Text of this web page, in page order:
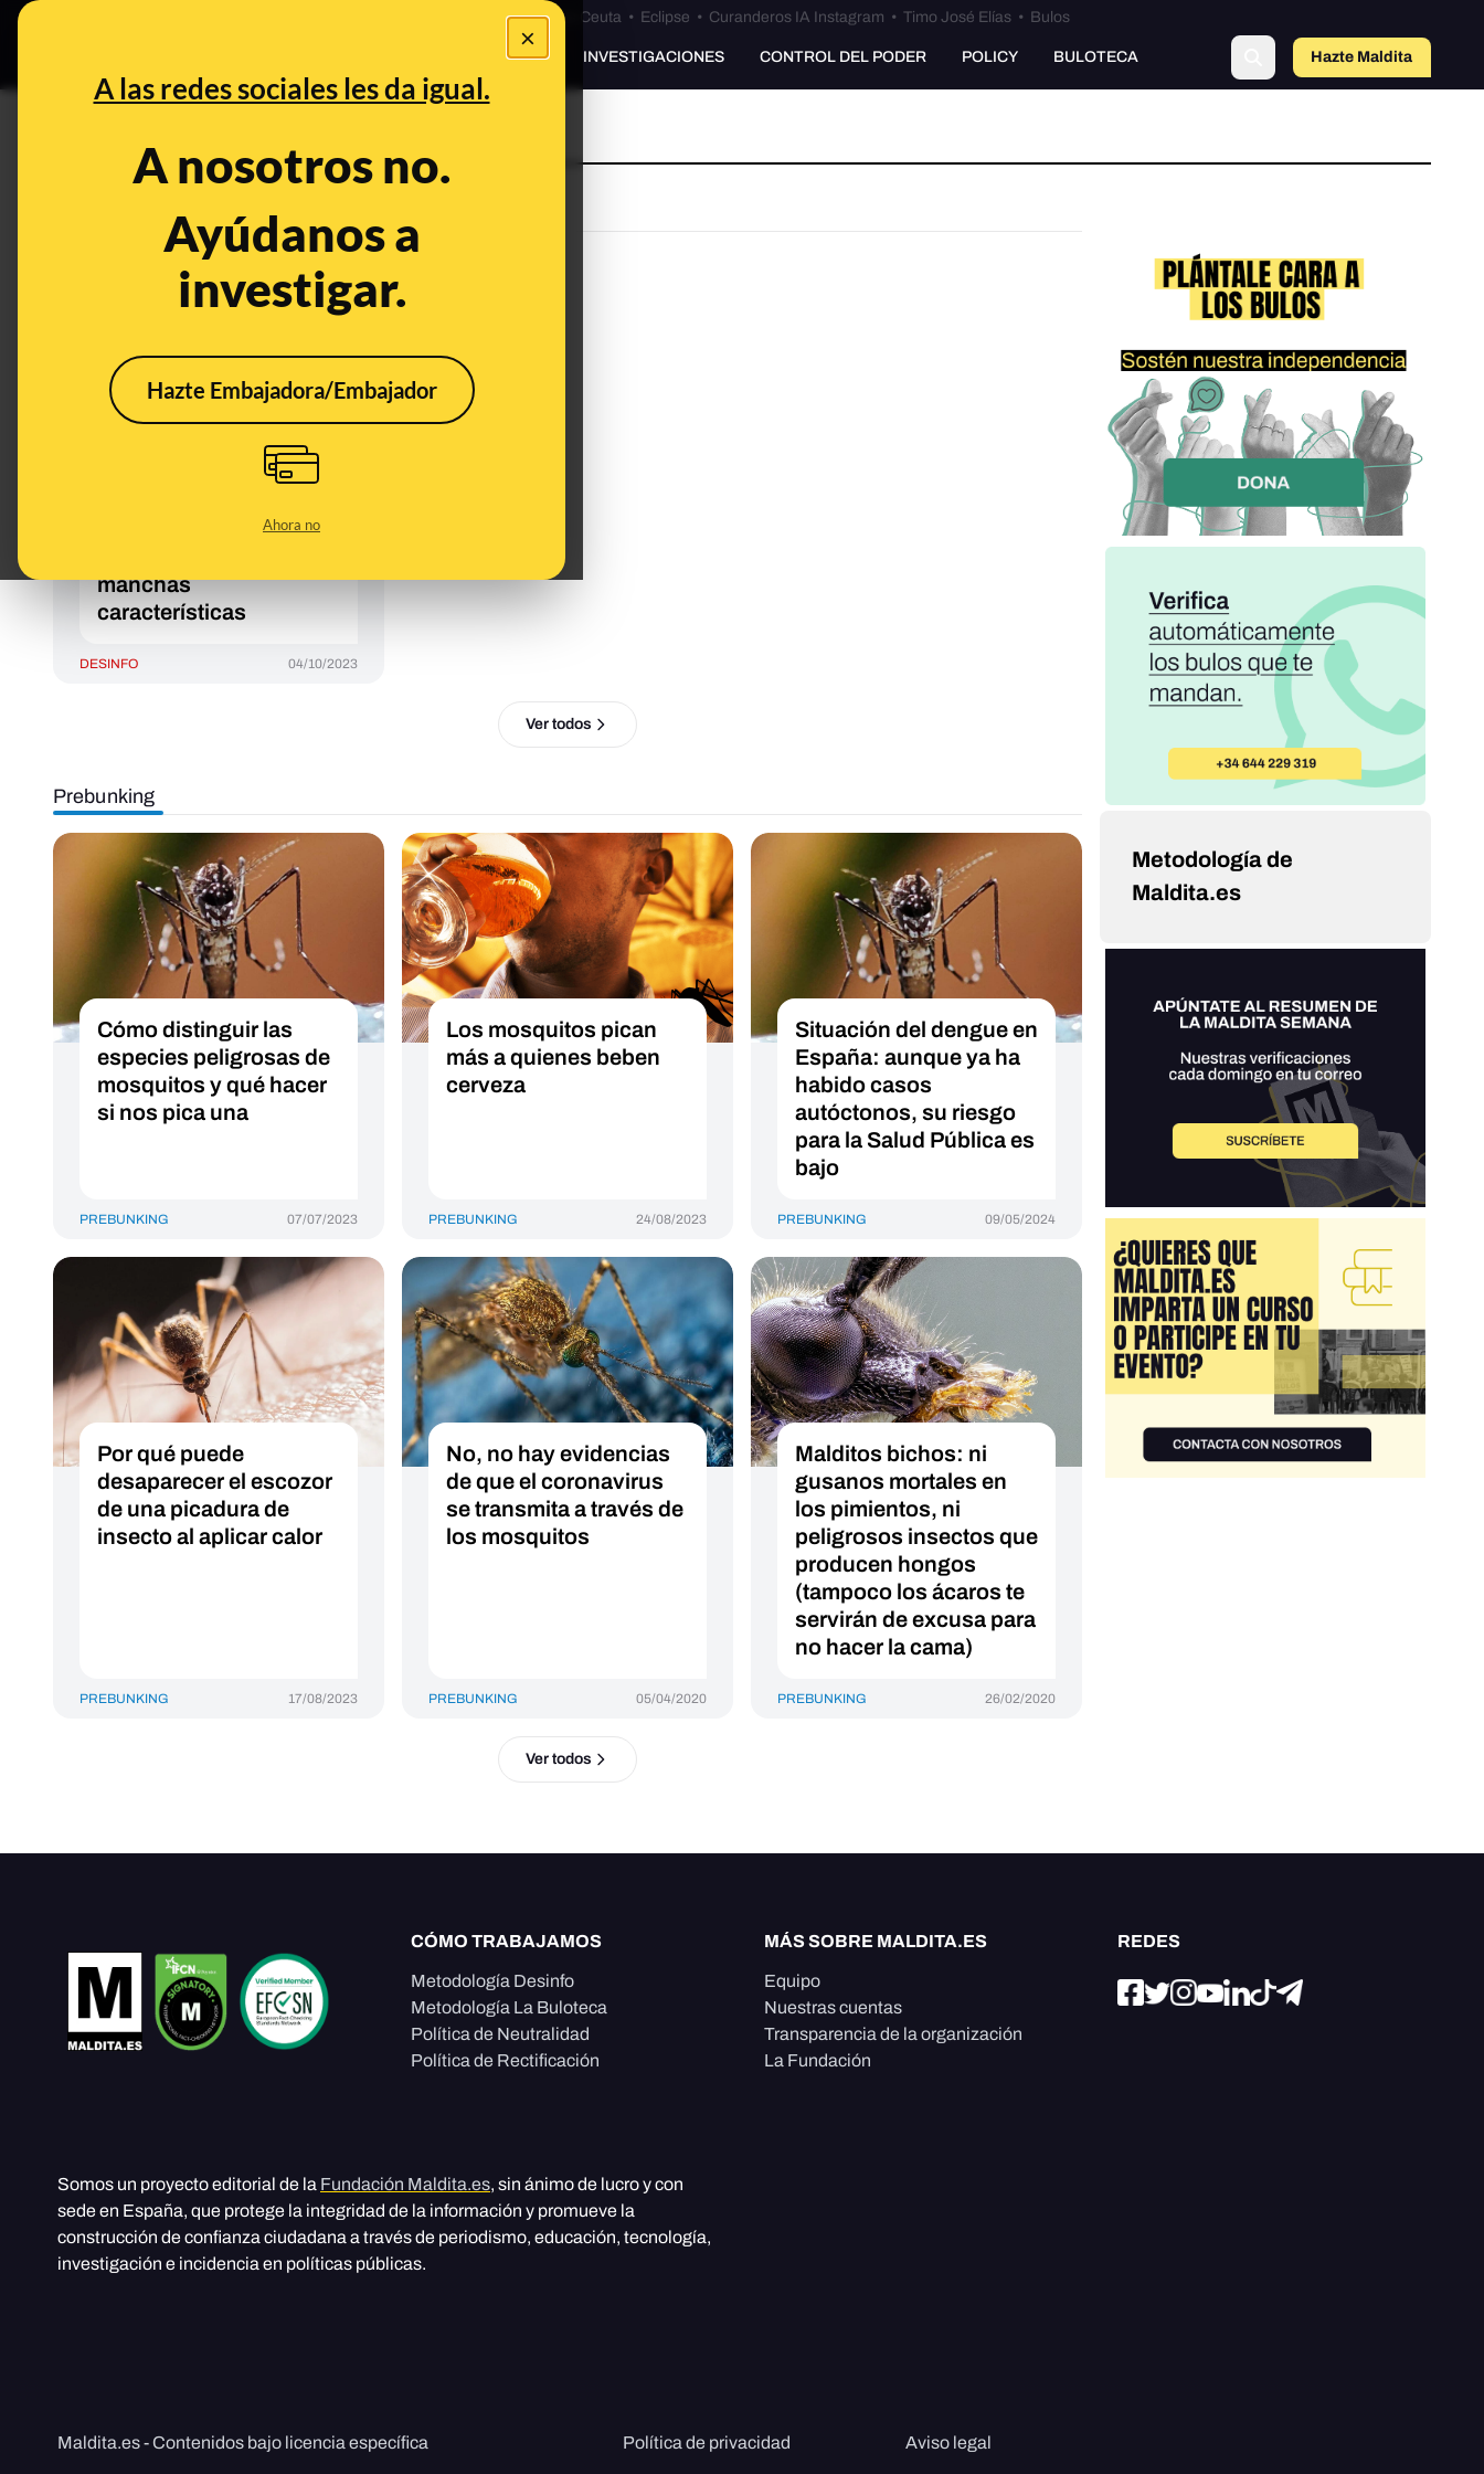
×
A las redes sociales les da igual.
A nosotros no.
Ayúdanos a
investigar.
Hazte Embajadora/Embajador
Ahora no
Especial Ceuta•Bulos Ceuta • Eclipse • Curanderos IA Instagram • Timo José Elías • Bulos
PREBUNKING INVESTIGACIONES CONTROL DEL PODER POLICY BULOTECA Hazte Maldita
mosquito
El bulo del mosquito
con número de serie: es
abedul y los supuestos
manchas
características
DESINFO 04/10/2023
Ver todos
Prebunking
Cómo distinguir las
especies peligrosas de
mosquitos y qué hacer
si nos pica una
PREBUNKING 07/07/2023
Los mosquitos pican
más a quienes beben
cerveza
PREBUNKING 24/08/2023
Situación del dengue en
España: aunque ya ha
habido casos
autóctonos, su riesgo
para la Salud Pública es
bajo
PREBUNKING 09/05/2024
Por qué puede
desaparecer el escozor
de una picadura de
insecto al aplicar calor
PREBUNKING 17/08/2023
No, no hay evidencias
de que el coronavirus
se transmita a través de
los mosquitos
PREBUNKING 05/04/2020
Malditos bichos: ni
gusanos mortales en
los pimientos, ni
peligrosos insectos que
producen hongos
(tampoco los ácaros te
servirán de excusa para
no hacer la cama)
PREBUNKING 26/02/2020
Ver todos
Metodología de
Maldita.es
CÓMO TRABAJAMOS
Metodología Desinfo
Metodología La Buloteca
Política de Neutralidad
Política de Rectificación
MÁS SOBRE MALDITA.ES
Equipo
Nuestras cuentas
Transparencia de la organización
La Fundación
REDES
Somos un proyecto editorial de la Fundación Maldita.es, sin ánimo de lucro y con
sede en España, que protege la integridad de la información y promueve la
construcción de confianza ciudadana a través de periodismo, educación, tecnología,
investigación e incidencia en políticas públicas.
Maldita.es - Contenidos bajo licencia específica Política de privacidad Aviso legal